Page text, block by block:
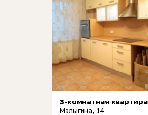
3-комнатная квартира
Малыгина, 14